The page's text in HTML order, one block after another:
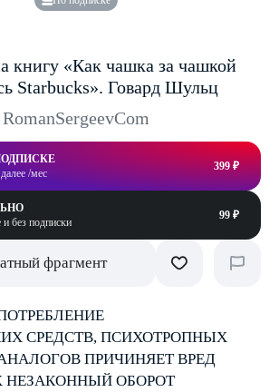
книгу «Как чашка за чашкой
Starbucks». Говард Шульц
RomanSergeevCom
/мес
399 ₽
и без подписки
99 ₽
фрагмент
СРЕДСТВ, ПСИХОТРОПНЫХ
ПРИЧИНЯЕТ ВРЕД
НЕЗАКОННЫЙ ОБОРОТ